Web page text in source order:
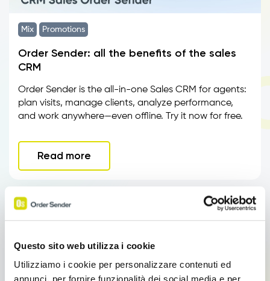
Questo sito web utilizza i cookie
Utilizziamo i cookie per personalizzare contenuti ed
Mix Promotions
Order Sender: all the benefits of the sales
CRM
Order Sender is the all-in-one Sales CRM for agents:
plan visits, manage clients, analyze performance,
and work anywhere—even offline. Try it now for free.
Read more